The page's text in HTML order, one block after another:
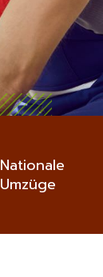
Nationale
Umzüge